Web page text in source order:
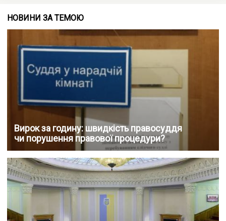
НОВИНИ ЗА ТЕМОЮ
Вирок за годину: швидкість правосуддя
чи порушення правової процедури?